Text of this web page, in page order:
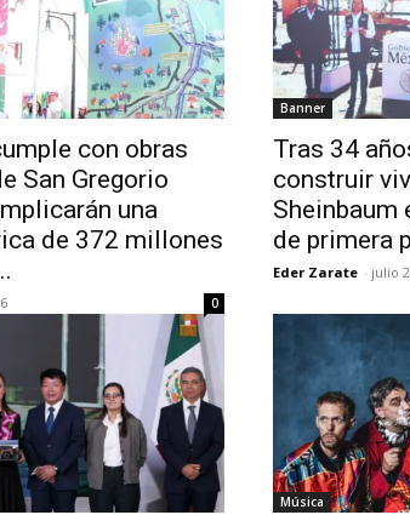
con obras
San Gregorio
una
de 372 millones
0
Banner
Tras 34
construir
Sheinbaum
de primera
Eder Zarate - julio
Música